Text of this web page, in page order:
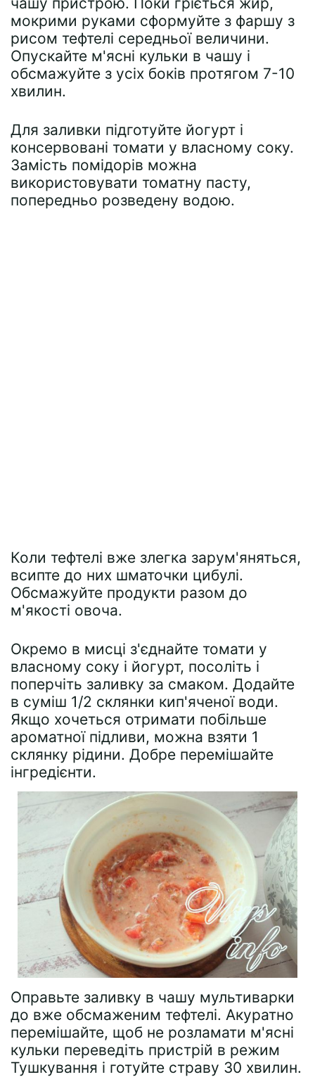
мокрими руками сформуйте з фаршу з
рисом тефтелі середньої величини.
Опускайте м'ясні кульки в чашу і
обсмажуйте з усіх боків протягом 7-10
хвилин.
Для заливки підготуйте йогурт і
консервовані томати у власному соку.
Замість помідорів можна
використовувати томатну пасту,
попередньо розведену водою.
Коли тефтелі вже злегка зарум'яняться,
всипте до них шматочки цибулі.
Обсмажуйте продукти разом до
м'якості овоча.
Окремо в мисці з'єднайте томати у
власному соку і йогурт, посоліть і
поперчіть заливку за смаком. Додайте
в суміш 1/2 склянки кип'яченої води.
Якщо хочеться отримати побільше
ароматної підливи, можна взяти 1
склянку рідини. Добре перемішайте
інгредієнти.
Оправьте заливку в чашу мультиварки
до вже обсмаженим тефтелі. Акуратно
перемішайте, щоб не розламати м'ясні
кульки переведіть пристрій в режим
Тушкування і готуйте страву 30 хвилин.